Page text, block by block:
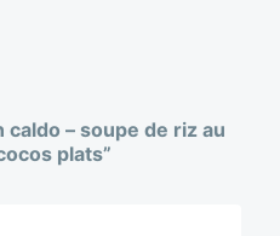
caldo – soupe de riz au
plats”